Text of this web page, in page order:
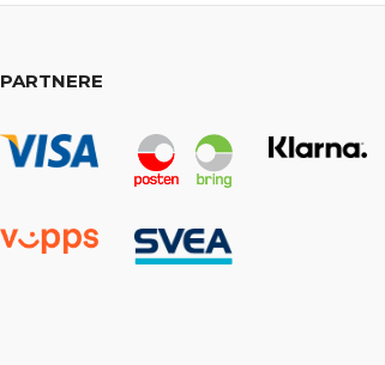
PARTNERE